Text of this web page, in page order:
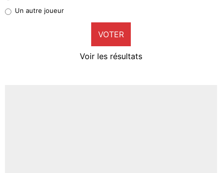
9%
Un autre joueur
VOTER
Voir les résultats